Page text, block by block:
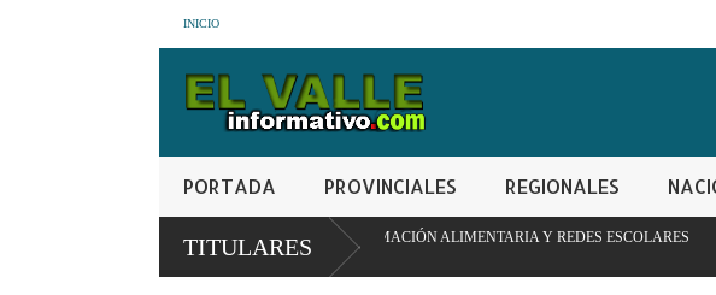
INICIO
PORTADA PROVINCIALES REGIONALES
TITULARES
PIONERO DE TRANSFORMACIÓN ALIMENTARIA Y REDES ESCOLARES
PN